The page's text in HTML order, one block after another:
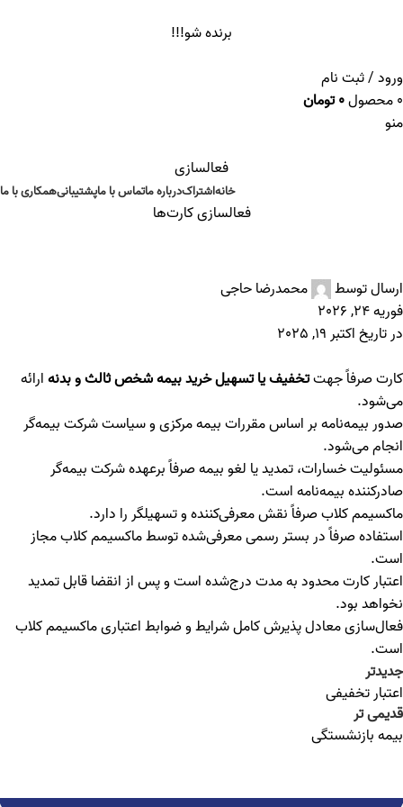
برنده شو!!!
ورود / ثبت نام
0محصول0تومان
منو
فعالسازی
خانهاشتراکدرباره ماتماس با ماپشتیبانیهمکاری با ما
فعالسازی کارت‌ها
ارسال توسط
محمدرضا حاجی
فوریه 24, 2026
در تاریخ اکتبر 19, 2025
کارت صرفاً جهتتخفیف یا تسهیل خرید بیمه شخص ثالث و بدنهارائه
می‌شود.
صدور بیمه‌نامه بر اساس مقررات بیمه مرکزی و سیاست شرکت بیمه‌گر
انجام می‌شود.
مسئولیت خسارات، تمدید یا لغو بیمه صرفاً برعهده شرکت بیمه‌گر
صادرکننده بیمه‌نامه است.
ماکسیمم کلاب صرفاً نقش معرفی‌کننده و تسهیلگر را دارد.
استفاده صرفاً در بستر رسمی معرفی‌شده توسط ماکسیمم کلاب مجاز
است.
اعتبار کارت محدود به مدت درج‌شده است و پس از انقضا قابل تمدید
نخواهد بود.
فعال‌سازی معادل پذیرش کامل شرایط و ضوابط اعتباری ماکسیمم کلاب
است.
جدیدتر
اعتبار تخفیفی
قدیمی تر
بیمه بازنشستگی